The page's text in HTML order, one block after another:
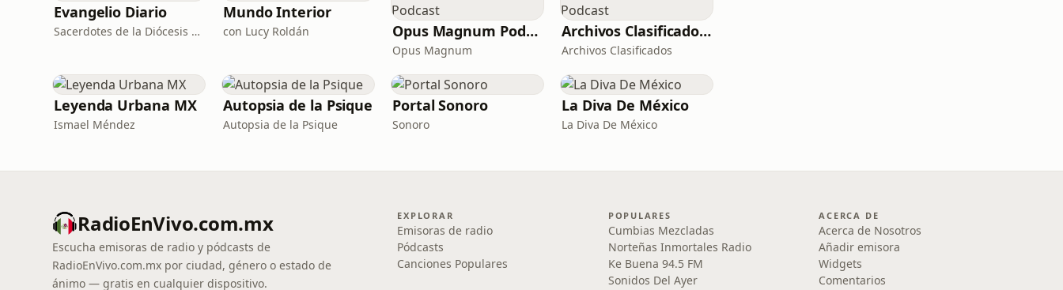
Evangelio Diario
Sacerdotes de la Diócesis de Zamora
Mundo Interior
con Lucy Roldán Opus Magnum Podcast
Opus Magnum
Archivos Clasificados Podcast
Archivos Clasificados
Leyenda Urbana MX
Ismael Méndez
Autopsia de la Psique
Autopsia de la Psique
Portal Sonoro
Sonoro
La Diva De México
La Diva De México
RadioEnVivo.com.mx
Escucha emisoras de radio y pódcasts de
RadioEnVivo.com.mx por ciudad, género o estado de
ánimo — gratis en cualquier dispositivo.
EXPLORAR
Emisoras de radio
Pódcasts
Canciones Populares
POPULARES
Cumbias Mezcladas
Norteñas Inmortales Radio
Ke Buena 94.5 FM
Sonidos Del Ayer
ACERCA DE
Acerca de Nosotros
Añadir emisora
Widgets
Comentarios